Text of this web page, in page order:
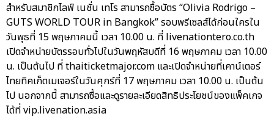
สำหรับสมาชิกไลฟ์ เนชั่น เทโร สามารถซื้อบัตร “Olivia Rodrigo –
GUTS WORLD TOUR in Bangkok” รอบพรีเซลส์ได้ก่อนใครใน
วันพุธที่ 15 พฤษภาคมนี้ เวลา 10.00 น. ที่ livenationtero.co.th
เปิดจำหน่ายบัตรรอบทั่วไปในวันพฤหัสบดีที่ 16 พฤษภาคม เวลา 10.00
น. เป็นต้นไป ที่ thaiticketmajor.com และเปิดจำหน่ายที่เคาน์เตอร์
ไทยทิคเก็ตเมเจอร์ในวันศุกร์ที่ 17 พฤษภาคม เวลา 10.00 น. เป็นต้น
ไป นอกจากนี้ สามารถซื้อและดูรายละเอียดสิทธิประโยชน์ของแพ็คเกจ
ได้ที่ vip.livenation.asia